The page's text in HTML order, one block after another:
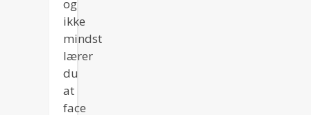
og
ikke
mindst
lærer
du
at
face